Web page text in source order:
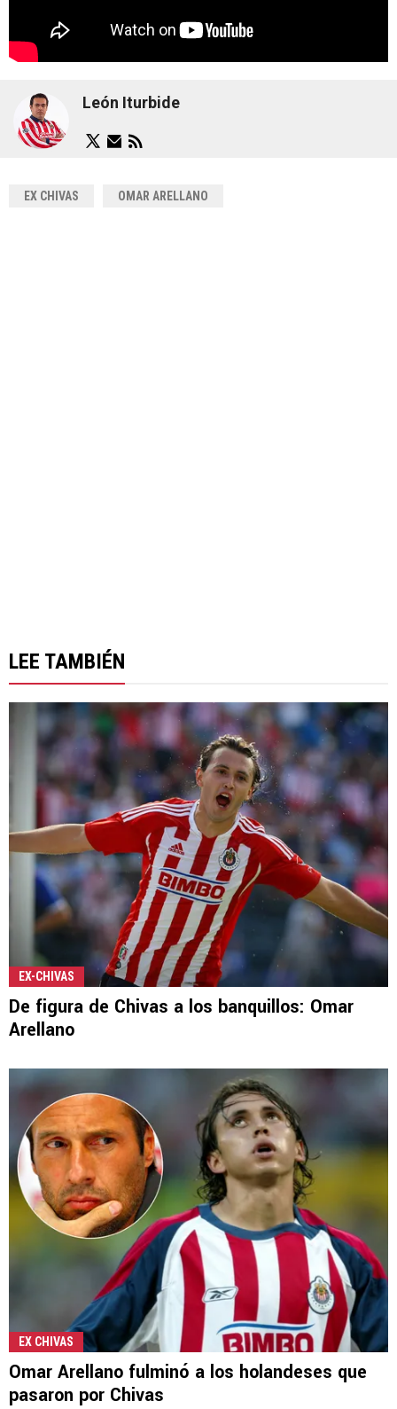
León Iturbide
EX CHIVAS OMAR ARELLANO
LEE TAMBIÉN
EX-CHIVAS
De figura de Chivas a los banquillos: Omar
Arellano
EX CHIVAS
Omar Arellano fulminó a los holandeses que
pasaron por Chivas